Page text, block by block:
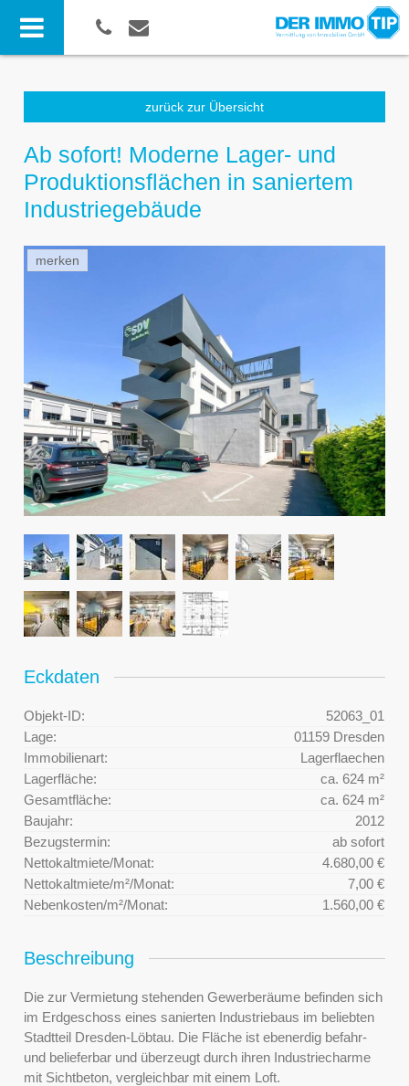
zurück zur Übersicht
Ab sofort! Moderne Lager- und
Produktionsflächen in saniertem
Industriegebäude
merken
Eckdaten
Objekt-ID:
52063_01
Lage:
01159 Dresden
Immobilienart:
Lagerflaechen
Lagerfläche:
ca. 624 m²
Gesamtfläche:
ca. 624 m²
Baujahr:
2012
Bezugstermin:
ab sofort
Nettokaltmiete/Monat:
4.680,00 €
Nettokaltmiete/m²/Monat:
7,00 €
Nebenkosten/m²/Monat:
1.560,00 €
Beschreibung
Die zur Vermietung stehenden Gewerberäume befinden sich
im Erdgeschoss eines sanierten Industriebaus im beliebten
Stadtteil Dresden-Löbtau. Die Fläche ist ebenerdig befahr-
und belieferbar und überzeugt durch ihren Industriecharme
mit Sichtbeton, vergleichbar mit einem Loft.